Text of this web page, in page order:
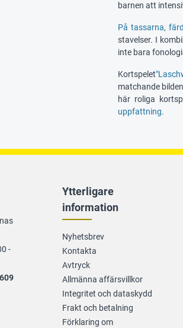
barnen att
På tassarna,
stavelser. I
inte bara
Kortspelet
matchande
här roliga
uppfattning.
-
Ytterligare
information
Nyhetsbrev
Kontakta
Avtryck
Allmänna affärsvillkor
Integritet och dataskydd
Frakt och betalning
Förklaring om